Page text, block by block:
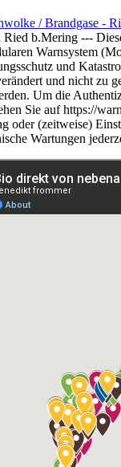
/ Brandgase -
b.Mering ---
Warnsystem
und
und nicht zu
Um die
Sie auf https://
oder (zeitweise)
Wartungen